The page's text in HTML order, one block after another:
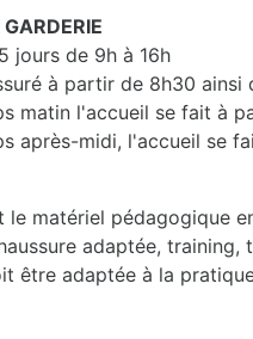
jours de 9h à 16h
à partir de 8h30
matin l'accueil se fait à
après-midi, l'accueil se
le matériel pédagogique
adaptée,
être adaptée à la